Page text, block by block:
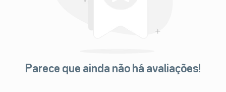
Parece que ainda não há avaliações!